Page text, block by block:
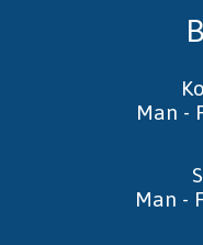
Man -
Man -